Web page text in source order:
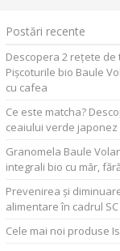
Postări recente
Descopera 2 rețete de
Pișcoturile bio Baule
cu cafea
Ce este matcha?
ceaiului verde japonez
Granomela Baule
integrali bio cu măr,
Prevenirea și
alimentare în cadrul SC
Cele mai noi produse